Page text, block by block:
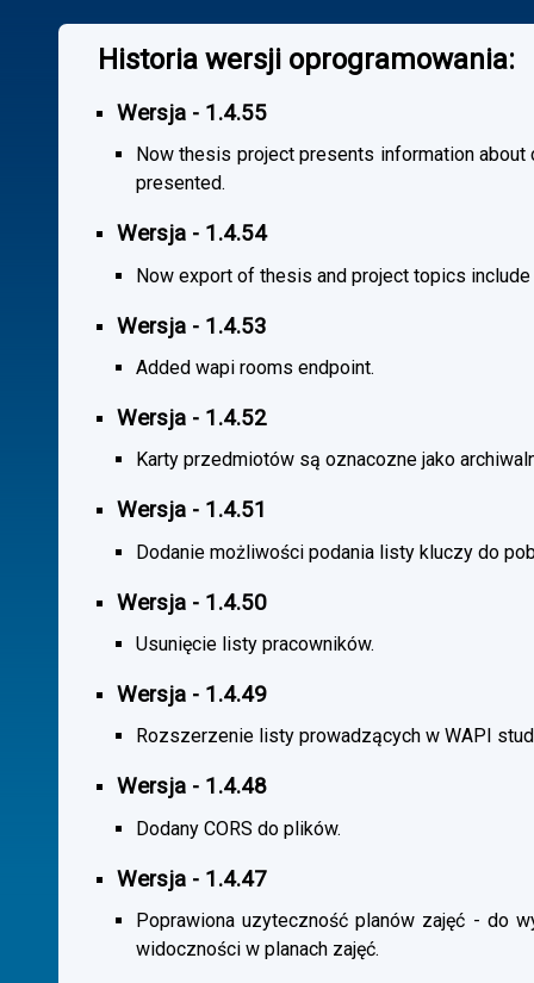
Historia wersji oprogramowania:
Wersja - 1.4.55
Now thesis project presents information
presented.
Wersja - 1.4.54
Now export of thesis and project topics
Wersja - 1.4.53
Added wapi rooms endpoint.
Wersja - 1.4.52
Karty przedmiotów są oznacozne jako
Wersja - 1.4.51
Dodanie możliwości podania listy kluczy do
Wersja - 1.4.50
Usunięcie listy pracowników.
Wersja - 1.4.49
Rozszerzenie listy prowadzących w WAPI
Wersja - 1.4.48
Dodany CORS do plików.
Wersja - 1.4.47
Poprawiona uzyteczność planów zajęć - do
widoczności w planach zajęć.